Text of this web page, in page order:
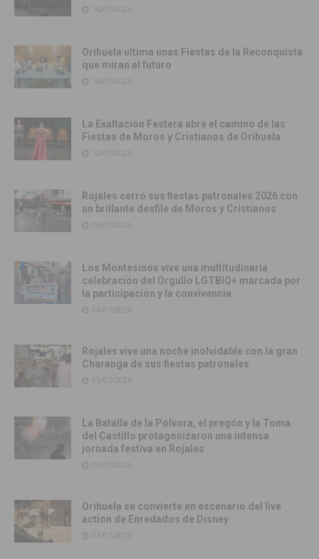
16/07/2026
Orihuela ultima unas Fiestas de la Reconquista
que miran al futuro
14/07/2026
La Exaltación Festera abre el camino de las
Fiestas de Moros y Cristianos de Orihuela
12/07/2026
Rojales cerró sus fiestas patronales 2026 con
un brillante desfile de Moros y Cristianos
06/07/2026
Los Montesinos vive una multitudinaria
celebración del Orgullo LGTBIQ+ marcada por
la participación y la convivencia
06/07/2026
Rojales vive una noche inolvidable con la gran
Charanga de sus fiestas patronales
05/07/2026
La Batalla de la Pólvora, el pregón y la Toma
del Castillo protagonizaron una intensa
jornada festiva en Rojales
03/07/2026
Orihuela se convierte en escenario del live
action de Enredados de Disney
01/07/2026